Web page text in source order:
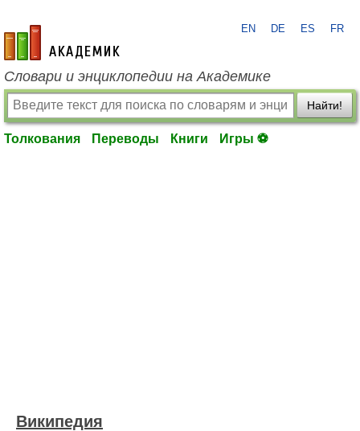
academic.ru
EN DE ES FR
Словари и энциклопедии на Академике
Найти!
Толкования Переводы Книги Игры ⚽
Википедия